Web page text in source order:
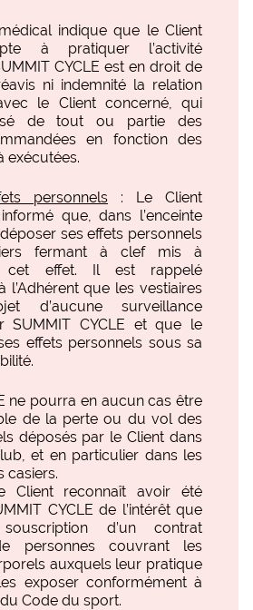
indique que le Client
à pratiquer l’activité
CYCLE est en droit de
ni indemnité la relation
le Client concerné, qui
de tout ou partie des
en fonction des
exécutées.
personnels : Le Client
que, dans l’enceinte
ses effets personnels
fermant à clef mis à
cet effet. Il est rappelé
l’Adhérent que les vestiaires
d’aucune surveillance
SUMMIT CYCLE et que le
effets personnels sous sa
ne pourra en aucun cas être
de la perte ou du vol des
déposés par le Client dans
et en particulier dans les
casiers.
Client reconnaît avoir été
CYCLE de l’intérêt que
d’un contrat
personnes couvrant les
auxquels leur pratique
exposer conformément à
du Code du sport.